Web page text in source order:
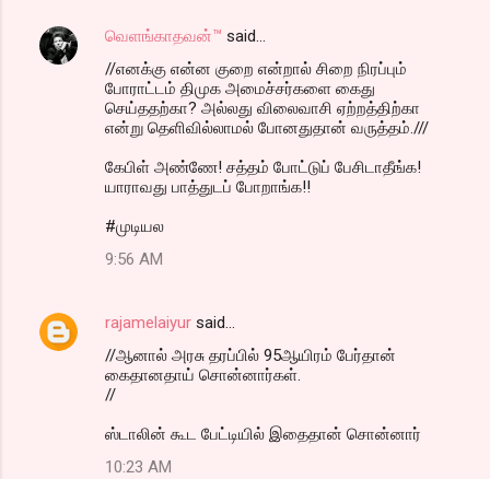
வெளங்காதவன்™ said…
//எனக்கு என்ன குறை என்றால் சிறை நிரப்பும்
போராட்டம் திமுக அமைச்சர்களை கைது
செய்ததற்கா? அல்லது விலைவாசி ஏற்றத்திற்கா
என்று தெளிவில்லாமல் போனதுதான் வருத்தம்.///
கேபிள் அண்ணே! சத்தம் போட்டுப் பேசிடாதீங்க!
யாராவது பாத்துடப் போறாங்க!!
#முடியல
9:56 AM
rajamelaiyur said…
//ஆனால் அரசு தரப்பில் 95ஆயிரம் பேர்தான்
கைதானதாய் சொன்னார்கள்.
//
ஸ்டாலின் கூட பேட்டியில் இதைதான் சொன்னார்
10:23 AM